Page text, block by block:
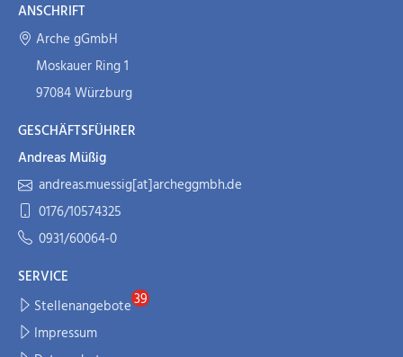
ANSCHRIFT
Arche gGmbH
Moskauer Ring 1
97084 Würzburg
GESCHÄFTSFÜHRER
Andreas Müßig
andreas.muessig[at]archeggmbh.de
0176/10574325
0931/60064-0
SERVICE
Stellenangebote
Impressum